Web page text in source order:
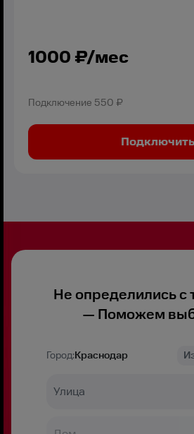
1000 ₽/мес
Подключение 550 ₽
Подключить
Не определились
— Поможем
Город:Краснодар